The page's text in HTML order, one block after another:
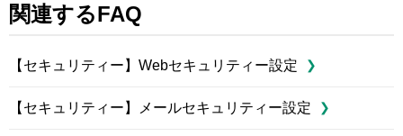
関連するFAQ
【セキュリティー】Webセキュリティー設定
【セキュリティー】メールセキュリティー設定